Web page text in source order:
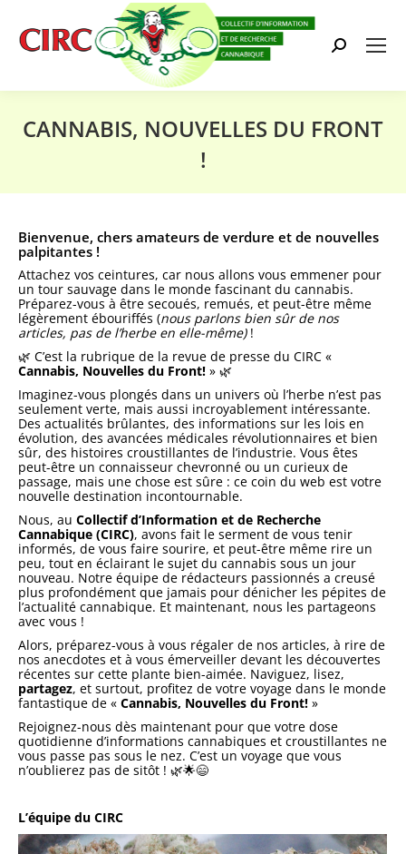
Search:
CANNABIS, NOUVELLES DU FRONT
!
Bienvenue, chers amateurs de verdure et de nouvelles
palpitantes !
Attachez vos ceintures, car nous allons vous emmener pour
un tour sauvage dans le monde fascinant du cannabis.
Préparez-vous à être secoués, remués, et peut-être même
légèrement ébouriffés (nous parlons bien sûr de nos
articles, pas de l’herbe en elle-même)!
🌿 C’est la rubrique de la revue de presse du CIRC «
Cannabis, Nouvelles du Front! » 🌿
Imaginez-vous plongés dans un univers où l’herbe n’est pas
seulement verte, mais aussi incroyablement intéressante.
Des actualités brûlantes, des informations sur les lois en
évolution, des avancées médicales révolutionnaires et bien
sûr, des histoires croustillantes de l’industrie. Vous êtes
peut-être un connaisseur chevronné ou un curieux de
passage, mais une chose est sûre : ce coin du web est votre
nouvelle destination incontournable.
Nous, au Collectif d’Information et de Recherche
Cannabique (CIRC), avons fait le serment de vous tenir
informés, de vous faire sourire, et peut-être même rire un
peu, tout en éclairant le sujet du cannabis sous un jour
nouveau. Notre équipe de rédacteurs passionnés a creusé
plus profondément que jamais pour dénicher les pépites de
l’actualité cannabique. Et maintenant, nous les partageons
avec vous !
Alors, préparez-vous à vous régaler de nos articles, à rire de
nos anecdotes et à vous émerveiller devant les découvertes
récentes sur cette plante bien-aimée. Naviguez, lisez,
partagez, et surtout, profitez de votre voyage dans le monde
fantastique de « Cannabis, Nouvelles du Front! »
Rejoignez-nous dès maintenant pour que votre dose
quotidienne d’informations cannabiques et croustillantes ne
vous passe pas sous le nez. C’est un voyage que vous
n’oublierez pas de sitôt ! 🌿🌟😄
L’équipe du CIRC